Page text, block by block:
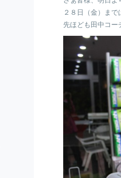
２８日（金）ま
先ほども田中コー